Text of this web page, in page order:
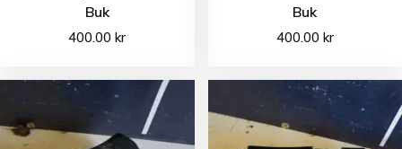
Buk
400.00kr
Buk
400.00 kr